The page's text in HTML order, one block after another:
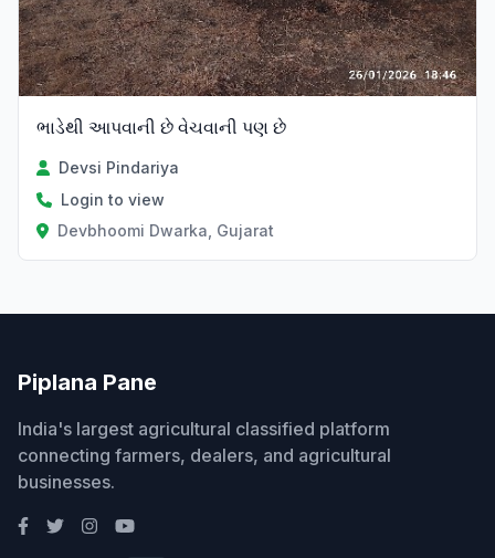
ભાડેથી આપવાની છે વેચવાની પણ છે
Devsi Pindariya
Login to view
Devbhoomi Dwarka, Gujarat
Piplana Pane
India's largest agricultural classified platform
connecting farmers, dealers, and agricultural
businesses.